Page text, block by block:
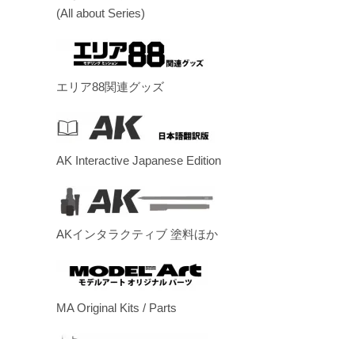
(All about Series)
エリア88関連グッズ
AK Interactive Japanese Edition
AKインタラクティブ 塗料ほか
MA Original Kits / Parts